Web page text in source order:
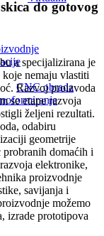
CNC obrada
do gotovog
a specijalizirana je
nemaju vlastiti
Razvoj proizvoda
se etape razvoja
željeni rezultati.
odabiru
geometrije
domaćih i
elektronike,
proizvodnje
savijanja i
možemo
izrade prototipova